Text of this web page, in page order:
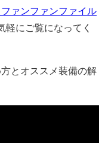
ァンファンファイル
軽にご覧になってく
とオススメ装備の解